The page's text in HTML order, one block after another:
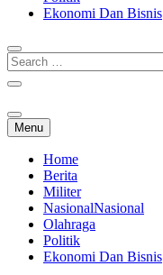
Ekonomi Dan Bisnis
Menu
Home
Berita
Militer
NasionalNasional
Olahraga
Politik
Ekonomi Dan Bisnis